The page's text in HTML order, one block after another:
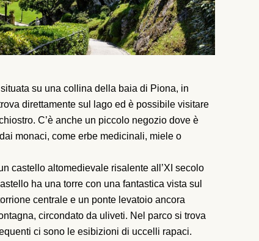
su una collina della baia di Piona, in
direttamente sul lago ed è possibile visitare
C’è anche un piccolo negozio dove è
monaci, come erbe medicinali, miele o
castello altomedievale risalente all’XI secolo
ha una torre con una fantastica vista sul
centrale e un ponte levatoio ancora
circondato da uliveti. Nel parco si trova
ci sono le esibizioni di uccelli rapaci.